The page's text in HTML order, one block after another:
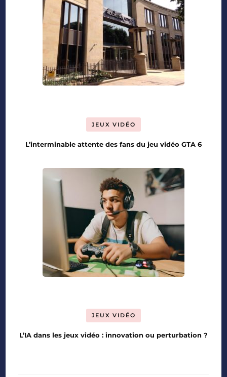
JEUX VIDÉO
L’interminable attente des fans du jeu vidéo GTA 6
JEUX VIDÉO
L’IA dans les jeux vidéo : innovation ou perturbation ?